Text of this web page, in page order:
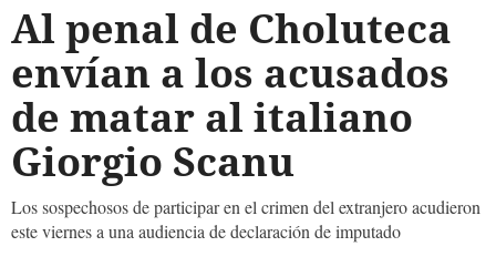
Al penal de Choluteca
envían a los acusados
de matar al italiano
Giorgio Scanu
Los sospechosos de participar en el crimen del extranjero acudieron
este viernes a una audiencia de declaración de imputado